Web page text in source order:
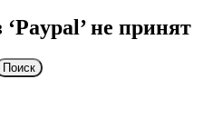
не принят